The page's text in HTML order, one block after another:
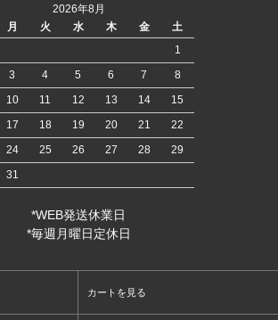
2026年8月
月 火 水 木 金
土
1
3 4 5 6 7
8
10 11 12 13 14
15
17 18 19 20 21
22
24 25 26 27 28
29
31
*WEB発送休業日
*毎週月曜日定休日
カートを見る